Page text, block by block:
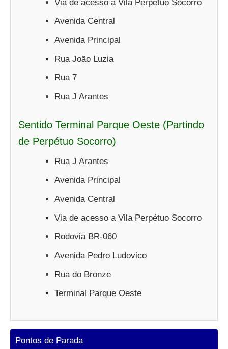
Via de acesso a Vila Perpétuo Socorro
Avenida Central
Avenida Principal
Rua João Luzia
Rua 7
Rua J Arantes
Sentido Terminal Parque Oeste (Partindo
de Perpétuo Socorro)
Rua J Arantes
Avenida Principal
Avenida Central
Via de acesso a Vila Perpétuo Socorro
Rodovia BR-060
Avenida Pedro Ludovico
Rua do Bronze
Terminal Parque Oeste
Pontos de Parada